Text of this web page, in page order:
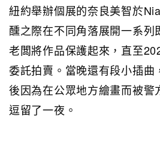
紐約舉辦個展的奈良美智於
醺之際在不同角落展開一系列
老闆將作品保護起來，直至
委託拍賣。當晚還有段小插曲
後因為在公眾地方繪畫而被警
逗留了一夜。